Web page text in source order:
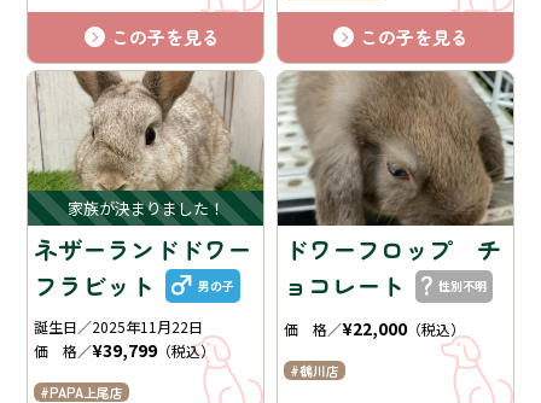
この子を見る この子を見る
家族が決まりました！
ネザーランドドワー
フラビット
男の子
誕生日／2025年11月22日
価 格／¥39,799 （税込）
PAPA上尾店
ドワーフロップ チ
ョコレート
性別不明
価 格／¥22,000 （税込）
鶴川店